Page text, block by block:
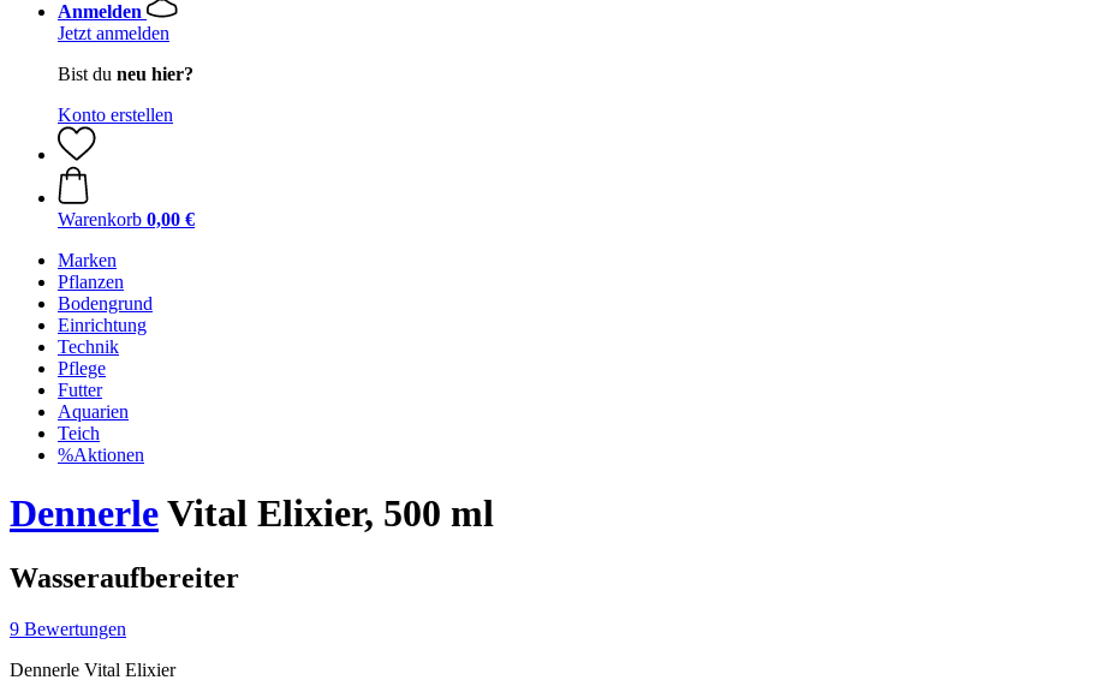
Anmelden
Jetzt anmelden
Bist du neu hier?
Konto erstellen
Warenkorb 0,00 €
Marken
Pflanzen
Bodengrund
Einrichtung
Technik
Pflege
Futter
Aquarien
Teich
%Aktionen
DennerleVital Elixier, 500 ml
Wasseraufbereiter
9 Bewertungen
Dennerle Vital Elixier